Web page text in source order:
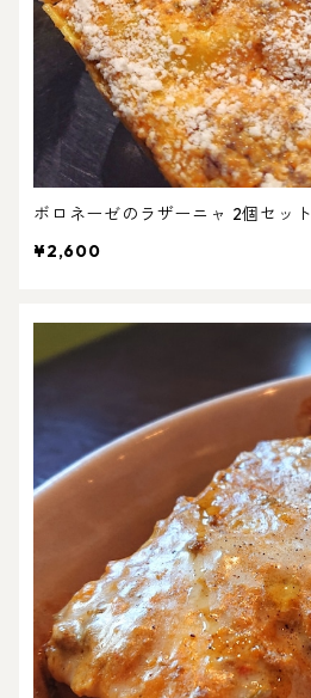
ボロネーゼのラザーニャ 2個セット
¥2,600